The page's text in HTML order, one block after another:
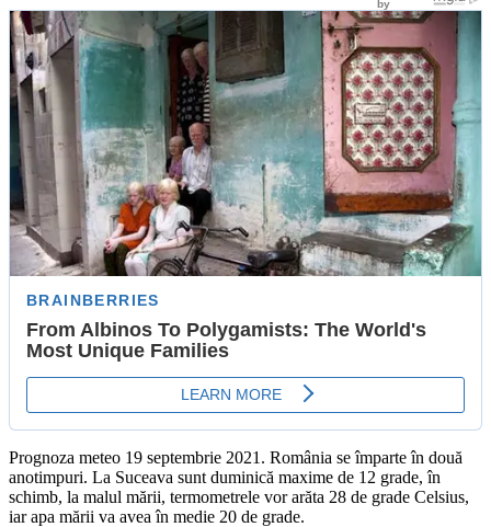
Prognoza meteo 19 septembrie 2021. România se împarte în două
anotimpuri. La Suceava sunt duminică maxime de 12 grade, în
schimb, la malul mării, termometrele vor arăta 28 de grade Celsius,
iar apa mării va avea în medie 20 de grade.